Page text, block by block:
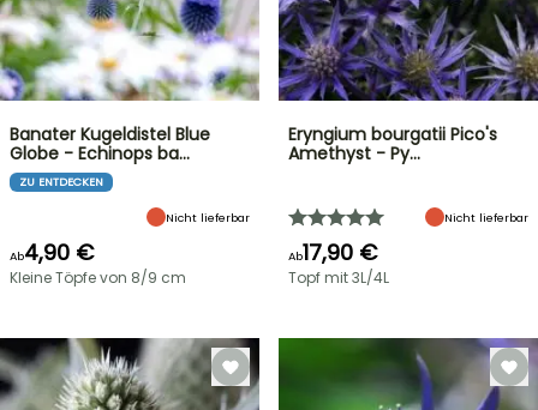
Banater Kugeldistel Blue
Globe - Echinops ba…
ZU ENTDECKEN
Nicht lieferbar
Ab4,90 €
Kleine Töpfe von 8/9 cm
Eryngium bourgatii Pico's
Amethyst - Py…
Nicht lieferbar
Ab17,90 €
Topf mit 3L/4L